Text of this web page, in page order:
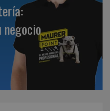
negocio